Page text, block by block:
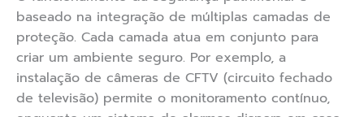
baseado na integração de múltiplas camadas de
proteção. Cada camada atua em conjunto para
criar um ambiente seguro. Por exemplo, a
instalação de câmeras de CFTV (circuito fechado
de televisão) permite o monitoramento contínuo,